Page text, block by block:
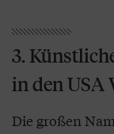
3.
in den USA
Die großen